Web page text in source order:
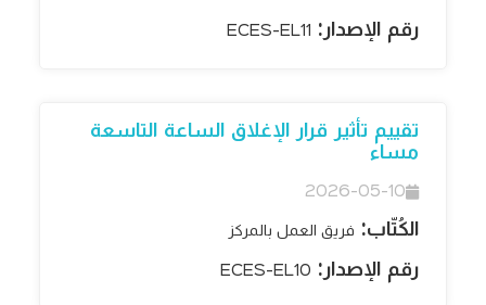
رقم الإصدار: ECES-EL11
تقييم تأثير قرار الإغلاق الساعة التاسعة
مساء
2026-05-10
الكُتّاب: فريق العمل بالمركز
رقم الإصدار: ECES-EL10